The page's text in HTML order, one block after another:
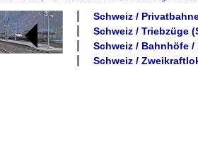
Schweiz /
Schweiz / Triebzüge
Schweiz / Bahnhöfe /
Schweiz /